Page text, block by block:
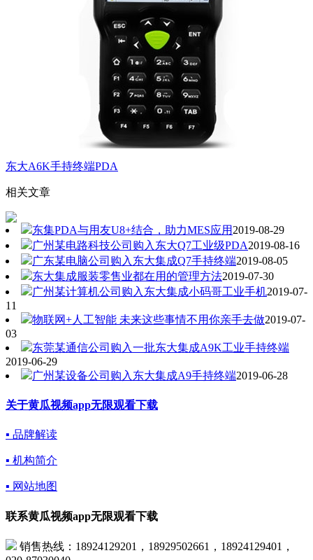
东大A6K手持终端PDA
相关文章
东集PDA与用友U8+结合，助力MES应用 2019-08-29
广州某电路科技公司购入东大Q7工业级PDA2019-08-16
广东某电脑公司购入东大集成Q7手持终端2019-08-05
东大集成服装零售业都在用的管理方法2019-07-30
广州某计算机公司购入东大集成小码哥工业手机2019-07-
11
物联网+人工智能 未来这些事情不用你亲手去做2019-07-
03
东莞某通信公司购入一批东大集成A9K工业手持终端
2019-06-29
广州某设备公司购入东大集成A9手持终端2019-06-28
关于黄瓜视频app无限观看下载
▪ 品牌解读
▪ 机构简介
▪ 网站地图
联系黄瓜视频app无限观看下载
销售热线：18924129201，18929502661，18924129401，